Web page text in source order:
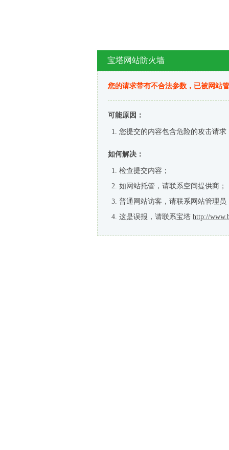
宝塔网站防火墙
您的请求带有不合法参数，已被网站
可能原因：
您提交的内容包含危险的攻击请求
如何解决：
检查提交内容；
如网站托管，请联系空间提供商；
普通网站访客，请联系网站管理员
这是误报，请联系宝塔 http://